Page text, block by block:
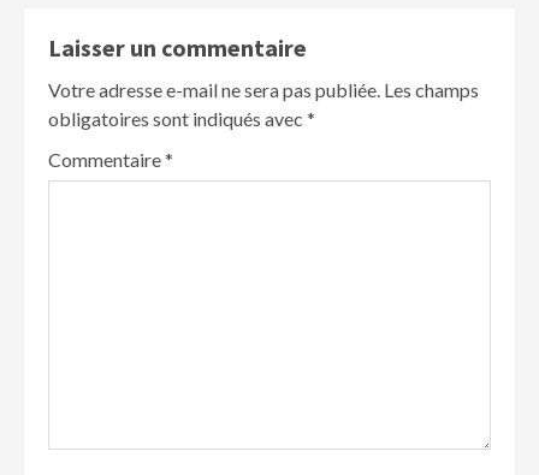
Laisser un commentaire
Votre adresse e-mail ne sera pas publiée. Les champs
obligatoires sont indiqués avec *
Commentaire*